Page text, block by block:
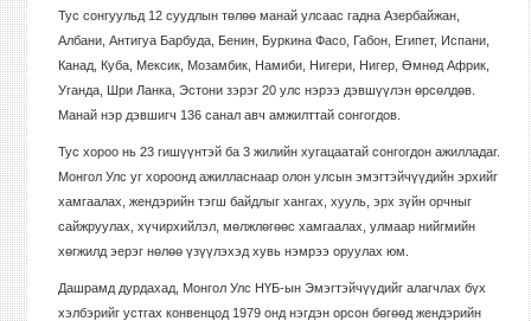
Тус сонгуульд 12 суудлын төлөө манай улсаас гадна Азербайжан,
Албани, Антигуа Барбуда, Бенин, Буркина Фасо, Габон, Египет, Испани,
Канад, Куба, Мексик, Мозамбик, Намиби, Нигери, Нигер, Өмнөд Африк,
Уганда, Шри Ланка, Эстони зэрэг 20 улс нэрээ дэвшүүлэн өрсөлдөв.
Манай нэр дэвшигч 136 санал авч амжилттай сонгогдов.
Тус хороо нь 23 гишүүнтэй ба 3 жилийн хугацаатай сонгогдон ажилладаг.
Монгол Улс уг хороонд ажилласнаар олон улсын эмэгтэйчүүдийн эрхийг
хамгаалах, жендэрийн тэгш байдлыг хангах, хууль, эрх зүйн орчныг
сайжруулах, хүчирхийлэл, мөлжлөгөөс хамгаалах, улмаар нийгмийн
хөгжилд эерэг нөлөө үзүүлэхэд хувь нэмрээ оруулах юм.
Дашрамд дурдахад, Монгол Улс НҮБ-ын Эмэгтэйчүүдийг алагчлах бүх
хэлбэрийг устгах конвенцод 1979 онд нэгдэн орсон бөгөөд жендэрийн